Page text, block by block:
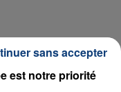
est notre priorité
sans accepter